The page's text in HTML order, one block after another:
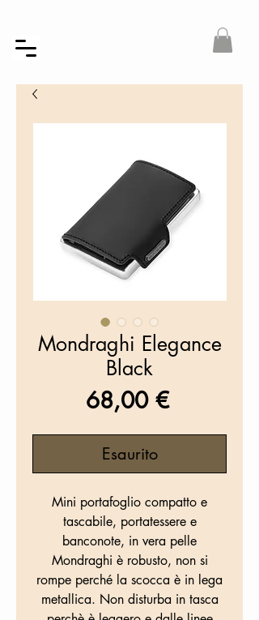
Mondraghi Elegance
Black
68,00 €Prezzo
Esaurito
Mini portafoglio compatto e
tascabile, portatessere e
banconote, in vera pelle
Mondraghi è robusto, non si
rompe perché la scocca è in lega
metallica. Non disturba in tasca